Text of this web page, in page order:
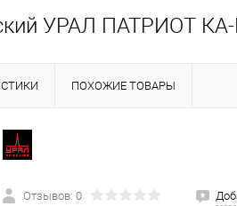
УРАЛ ПАТРИОТ
ПОХОЖИЕ ТОВАРЫ
Отзывов: 0